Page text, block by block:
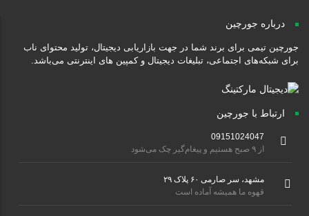
درباره جورچین
جورچین تیمی برای برند شما در جهت بازاریابی دیجیتال، تولید محتوای ناب
برای شبکه‌های اجتماعی، تبلیغات دیجیتال و کمپین های اینترنتی می‌باشد.
ارتباط با جورچین
09151024047
مشهد، سر صارمی ۶۰ پلاک ۲۹
قهوه ما همیشه آماده است